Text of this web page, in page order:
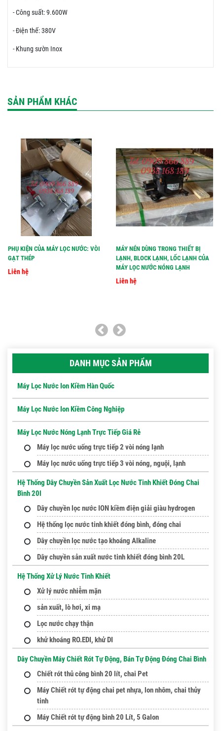
- Công suất: 9.600W
- Điện thế: 380V
- Khung sườn Inox
SẢN PHẨM KHÁC
PHỤ KIỆN CỦA MÁY LỌC NƯỚC: VÒI
GẠT THÉP
Liên hệ
MÁY NÉN DÙNG TRONG THIẾT BỊ
LẠNH, BLOCK LẠNH, LỐC LẠNH CỦA
MÁY LỌC NƯỚC NÓNG LẠNH
Liên hệ
DANH MỤC SẢN PHẨM
Máy Lọc Nước Ion Kiềm Hàn Quốc
Máy Lọc Nước Ion Kiềm Công Nghiệp
Máy Lọc Nước Nóng Lạnh Trực Tiếp Giá Rẻ
Máy lọc nước uống trực tiếp 2 vòi nóng lạnh
Máy lọc nước uống trực tiếp 3 vòi nóng, nguội, lạnh
Hệ Thống Dây Chuyền Sản Xuất Lọc Nước Tinh Khiết Đóng Chai
Bình 20l
Dây chuyền lọc nước ION kiềm điện giải giàu hydrogen
Hệ thống lọc nước tinh khiết đóng bình, đóng chai
Dây chuyền lọc nước tạo khoáng Alkaline
Dây chuyền sản xuất nước tinh khiết đóng bình 20L
Hệ Thống Xử Lý Nước Tinh Khiết
Xử lý nước nhiễm mặn
sản xuất, lò hơi, xi mạ
Lọc nước chạy thận
khử khoáng RO.EDI, khử DI
Dây Chuyền Máy Chiết Rót Tự Động, Bán Tự Động Đóng Chai Bình
Chiết rót thủ công bình 20 lít, chai Pet
Máy Chiết rót tự động chai pet nhựa, lon nhôm, chai thủy
tinh
Máy Chiết rót tự động bình 20 Lít, 5 Galon